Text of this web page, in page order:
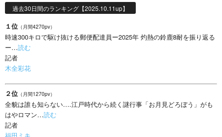
過去30日間のランキング【2025.10.11up】
１位 （月間4270pv）
時速300キロで駆け抜ける郵便配達員ー2025年 灼熱の鈴鹿8耐を振り返る
ー…読む
記者
木全彩花
２位 （月間1270pv）
全貌は誰も知らない….江戸時代から続く謎行事「お月見どろぼう」がも
はやロマン…読む
記者